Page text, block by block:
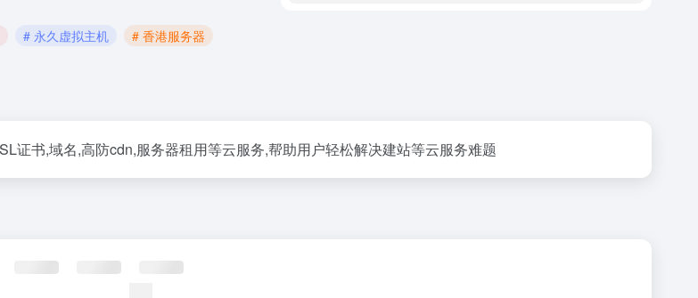
# 永久虚拟主机
# 香港服务器
证书,域名,高防cdn,服务器租用等云服务,帮助用户轻松解决建站等云服务难题